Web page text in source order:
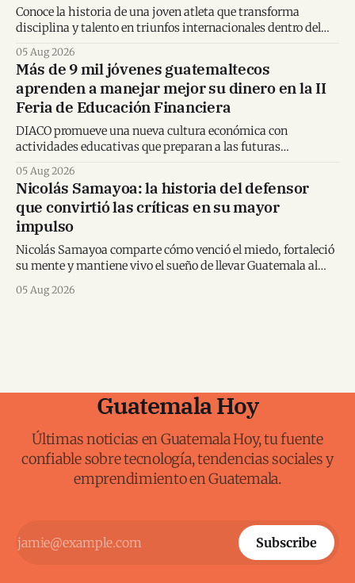
Conoce la historia de una joven atleta que transforma
disciplina y talento en triunfos internacionales dentro del
05 Aug 2026
Más de 9 mil jóvenes guatemaltecos
aprenden a manejar mejor su dinero en la II
Feria de Educación Financiera
DIACO promueve una nueva cultura económica con
actividades educativas que preparan a las futuras
05 Aug 2026
Nicolás Samayoa: la historia del defensor
que convirtió las críticas en su mayor
impulso
Nicolás Samayoa comparte cómo venció el miedo, fortaleció
su mente y mantiene vivo el sueño de llevar Guatemala al
05 Aug 2026
Guatemala Hoy
Últimas noticias en Guatemala Hoy, tu fuente
confiable sobre tecnología, tendencias sociales y
emprendimiento en Guatemala.
Subscribe